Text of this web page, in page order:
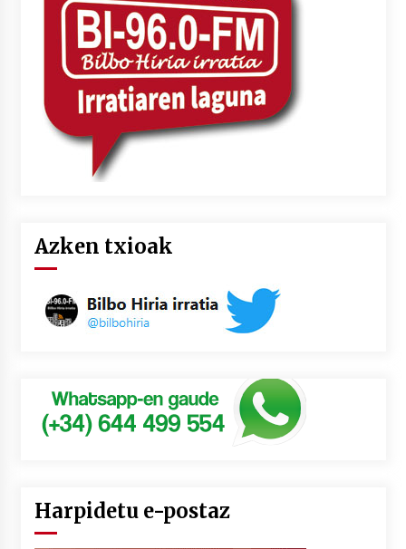
MUSIBLA #297: Bide, Boards Of Canada, Somak,
Tiga, Twisted Teens, Underscores, Habia
2026/07/02
Azken txioak
Harpidetu e-postaz